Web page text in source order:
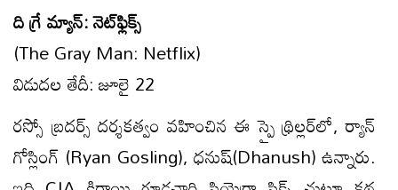
ది గ్రే మ్యాన్: నెట్‌ఫ్లిక్స్
(The Gray Man: Netflix)
విడుదల తేదీ: జూలై 22
రస్సో బ్రదర్స్ దర్శకత్వం వహించిన ఈ స్పై థ్రిల్లర్‌లో, ర్యాన్
గోస్లింగ్ (Ryan Gosling), ధనుష్(Dhanush) ఉన్నారు.